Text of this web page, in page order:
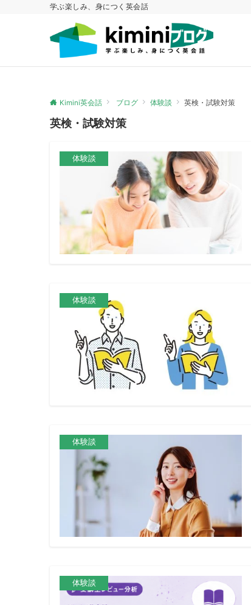
学ぶ楽しみ、身につく英会話
Kimini英会話 ブログ 体験談 英検・試験対策
英検・試験対策
体験談
体験談
体験談
体験談